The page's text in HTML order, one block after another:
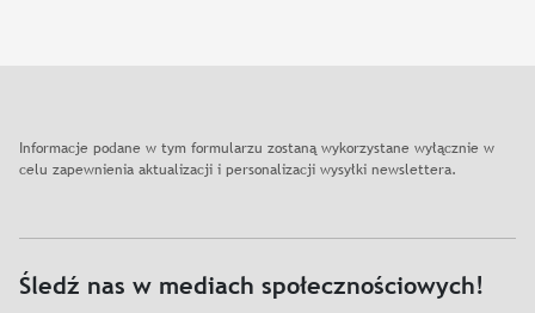
Informacje podane w tym formularzu zostaną wykorzystane wyłącznie w
celu zapewnienia aktualizacji i personalizacji wysyłki newslettera.
Śledź nas w mediach społecznościowych!